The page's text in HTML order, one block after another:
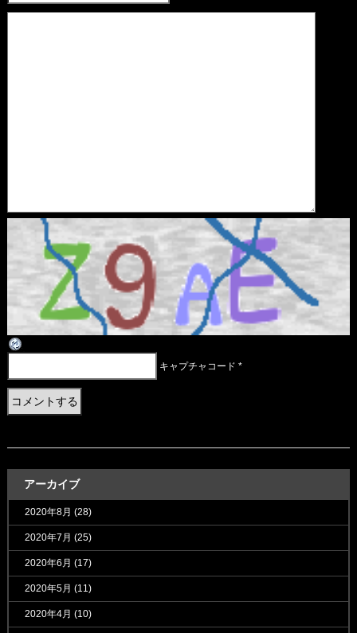
キャプチャコード *
アーカイブ
2020年8月 (28)
2020年7月 (25)
2020年6月 (17)
2020年5月 (11)
2020年4月 (10)